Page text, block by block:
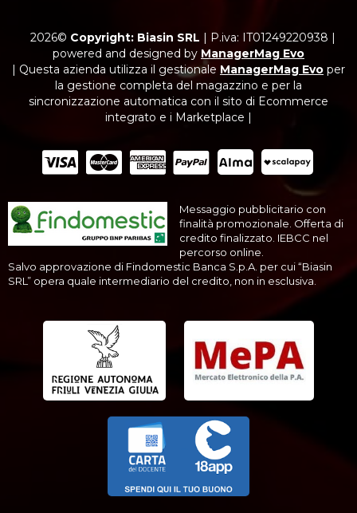
2026© Copyright: Biasin SRL | P.iva: IT01249220938 |
powered and designed by ManagerMag Evo
| Questa azienda utilizza il gestionale ManagerMag Evo per
la gestione completa del magazzino e per la
sincronizzazione automatica con il sito di Ecommerce
integrato e i Marketplace |
Messaggio pubblicitario con
finalità promozionale. Offerta di
credito finalizzato. IEBCC nel
percorso online.
Salvo approvazione di Findomestic Banca S.p.A. per cui “Biasin
SRL” opera quale intermediario del credito, non in esclusiva.